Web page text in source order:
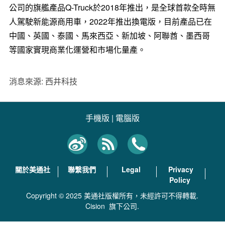
公司的旗艦產品Q-Truck於2018年推出，是全球首款全時無
人駕駛新能源商用車，2022年推出換電版，目前產品已在
中國、英國、泰國、馬來西亞、新加坡、阿聯酋、墨西哥
等國家實現商業化運營和市場化量產。
消息來源: 西井科技
手機版 | 電腦版
關於美通社 聯繫我們 Legal
Privacy
Policy
Copyright © 2025 美通社版權所有，未經許可不得轉載.
Cision 旗下公司.